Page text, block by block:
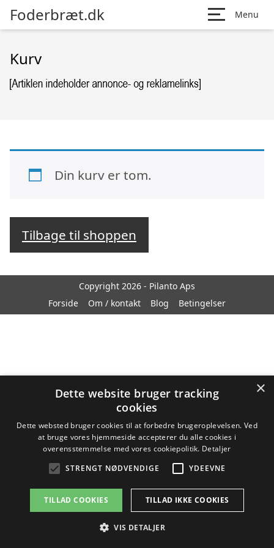
Foderbræt.dk Menu
Kurv
Din kurv er tom.
Tilbage til shoppen
Copyright 2026 - Pilanto Aps
Forside
Om / kontakt Blog Betingelser
×
Dette website bruger tracking
cookies
Dette websted bruger cookies til at forbedre brugeroplevelsen. Ved
at bruge vores hjemmeside accepterer du alle cookies i
overensstemmelse med vores cookiepolitik. Detaljer
STRENGT NØDVENDIGE
YDEEVNE
TILLAD COOKIES TILLAD IKKE COOKIES
VIS DETALJER